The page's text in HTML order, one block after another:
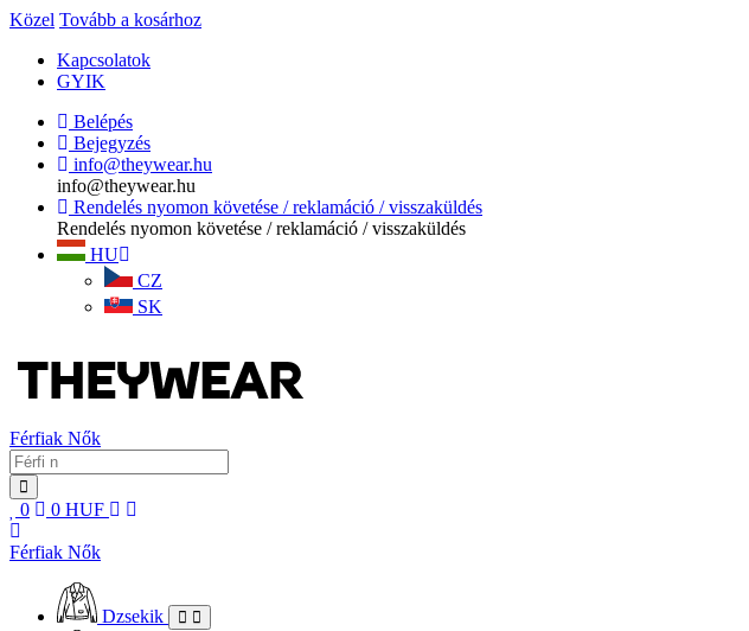
Közel Tovább a kosárhoz
Kapcsolatok
GYIK
Belépés
Bejegyzés
info@theywear.hu
info@theywear.hu
Rendelés nyomon követése / reklamáció / visszaküldés
Rendelés nyomon követése / reklamáció / visszaküldés
HU
CZ
SK
Férfiak Nők
0 0 HUF
Férfiak Nők
Dzsekik